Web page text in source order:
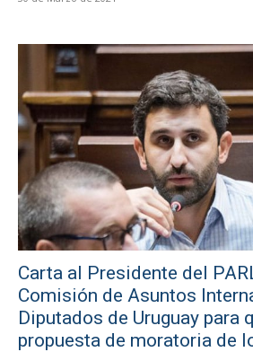
Carta al Presidente del
Comisión de Asuntos
Diputados de Uruguay para
propuesta de moratoria de